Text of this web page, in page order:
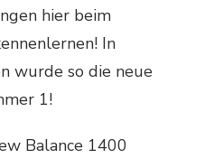
hier beim
In
wurde so die neue
1!
Balance 1400